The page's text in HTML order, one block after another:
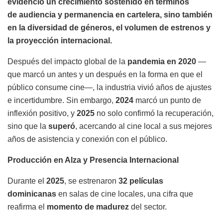
de audiencia y permanencia en cartelera, sino también
en la diversidad de géneros, el volumen de estrenos y
la proyección internacional.
Después del impacto global de la pandemia en 2020 —
que marcó un antes y un después en la forma en que el
público consume cine—, la industria vivió años de ajustes
e incertidumbre. Sin embargo, 2024 marcó un punto de
inflexión positivo, y 2025 no solo confirmó la recuperación,
sino que la superó, acercando al cine local a sus mejores
años de asistencia y conexión con el público.
Producción en Alza y Presencia Internacional
Durante el 2025, se estrenaron 32 películas
dominicanas en salas de cine locales, una cifra que
reafirma el momento de madurez del sector.